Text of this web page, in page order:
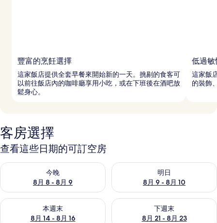
豐富的烹飪選擇
這家飯店提供全套早餐來開始新的一天。挑剔的食客可
以前往飯店內的咖啡廳享用小吃，或在下班後在酒吧放
鬆身心。
低過敏
這家飯
的裝飾
客房選擇
查看這些日期的可訂空房
今晚
8月 8 - 8月 9
查看今晚 8月 8 - 8月 9的可訂空房
明日
8月 9 - 8月 10
查看明日 8月 9 - 8月 10的可訂
本週末
8月 14 - 8月 16
查看本週末 8月 14 - 8月 16的可訂空房
下週末
8月 21 - 8月 23
查看下週末 8月 21 - 8月 23的